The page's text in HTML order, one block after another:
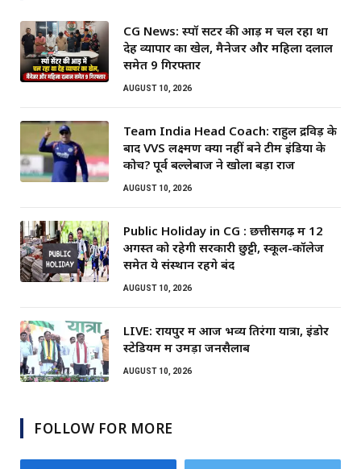
CG News: स्पॉ सेंटर की आड़ में चल रहा था
देह व्यापार का खेल, मैनेजर और महिला दलाल
समेत 9 गिरफ्तार
AUGUST 10, 2026
Team India Head Coach: राहुल द्रविड़ के
बाद VVS लक्ष्मण क्यों नहीं बने टीम इंडिया के
कोच? पूर्व बल्लेबाज ने खोला बड़ा राज
AUGUST 10, 2026
Public Holiday in CG : छत्तीसगढ़ में 12
अगस्त को रहेगी सरकारी छुट्टी, स्कूल-कॉलेज
समेत ये संस्थान रहेंगे बंद
AUGUST 10, 2026
LIVE: रायपुर में आज भव्य तिरंगा यात्रा, इंडोर
स्टेडियम में उमड़ा जनसैलाब
AUGUST 10, 2026
FOLLOW FOR MORE